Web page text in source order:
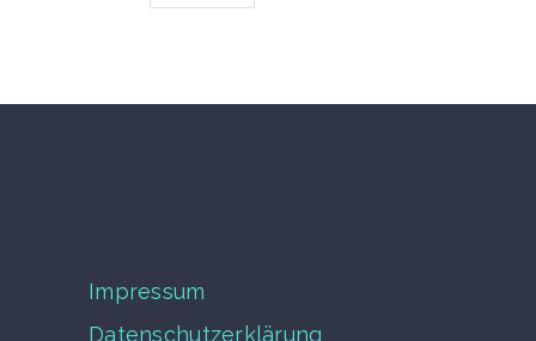
Impressum
Datenschutzerklärung